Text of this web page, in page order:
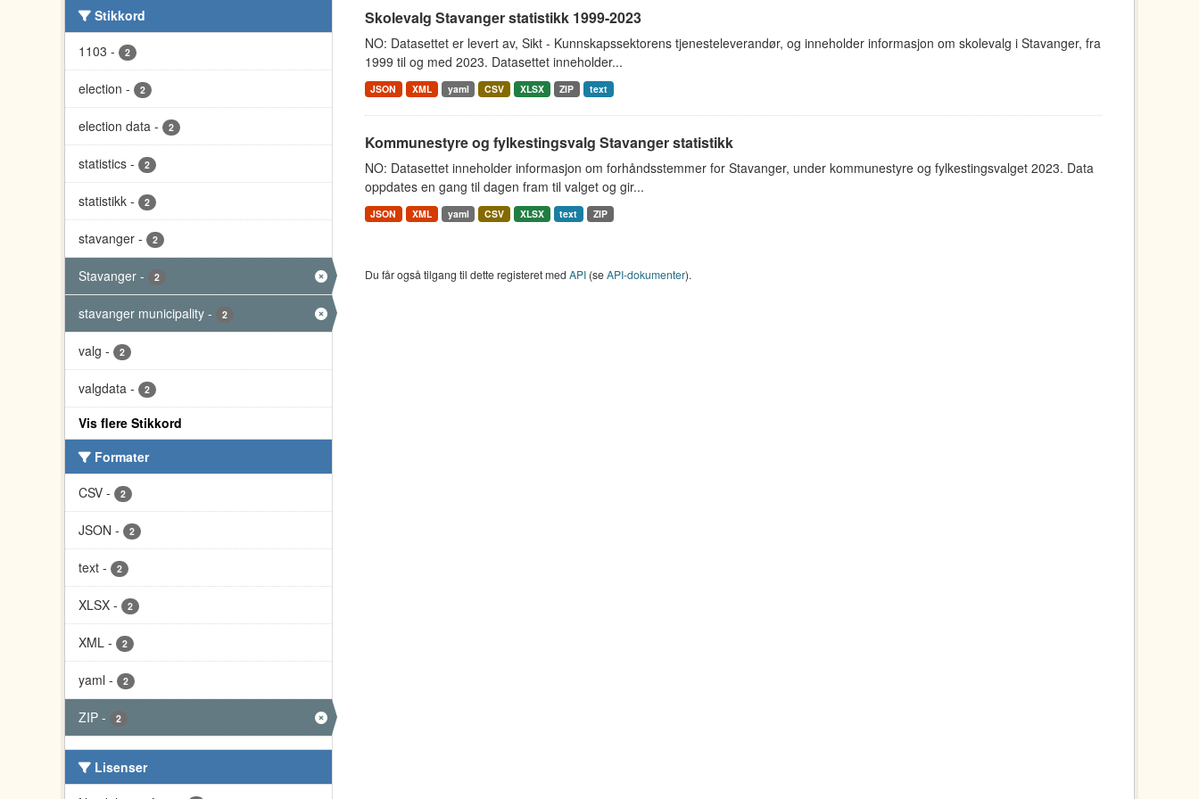
Stikkord
1103 - 2
election - 2
election data - 2
statistics - 2
statistikk - 2
stavanger - 2
Stavanger - 2
stavanger municipality - 2
valg - 2
valgdata - 2
Vis flere Stikkord
Formater
CSV - 2
JSON - 2
text - 2
XLSX - 2
XML - 2
yaml - 2
ZIP - 2
Lisenser
Skolevalg Stavanger statistikk 1999-2023
NO: Datasettet er levert av, Sikt - Kunnskapssektorens tjenesteleverandør, og inneholder informasjon om skolevalg i Stavanger, fra
1999 til og med 2023. Datasettet inneholder...
JSON XML yaml CSV XLSX ZIP text
Kommunestyre og fylkestingsvalg Stavanger statistikk
NO: Datasettet inneholder informasjon om forhåndsstemmer for Stavanger, under kommunestyre og fylkestingsvalget 2023. Data
oppdates en gang til dagen fram til valget og gir...
JSON XML yaml CSV XLSX text ZIP
Du får også tilgang til dette registeret med API(seAPI-dokumenter).